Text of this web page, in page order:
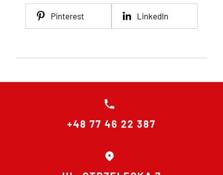
Pinterest LinkedIn
+48 77 46 22 387